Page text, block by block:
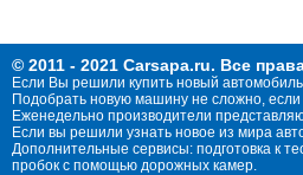
© 2011 - 2021 Carsapa.ru. Все
Если Вы решили купить новый
Подобрать новую машину не сложно, если
Еженедельно производители
Если вы решили узнать новое из мира
Дополнительные сервисы: подготовка к
пробок с помощью дорожных камер.